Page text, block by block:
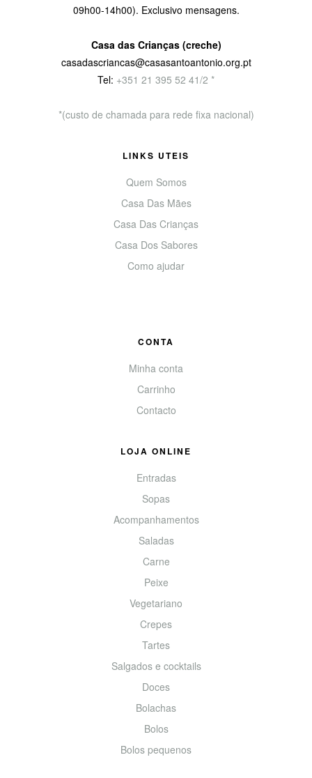
09h00-14h00). Exclusivo mensagens.
Casa das Crianças (creche)
casadascriancas@casasantoantonio.org.pt
Tel: +351 21 395 52 41/2 *
*(custo de chamada para rede fixa nacional)
LINKS UTEIS
Quem Somos
Casa Das Mães
Casa Das Crianças
Casa Dos Sabores
Como ajudar
CONTA
Minha conta
Carrinho
Contacto
LOJA ONLINE
Entradas
Sopas
Acompanhamentos
Saladas
Carne
Peixe
Vegetariano
Crepes
Tartes
Salgados e cocktails
Doces
Bolachas
Bolos
Bolos pequenos